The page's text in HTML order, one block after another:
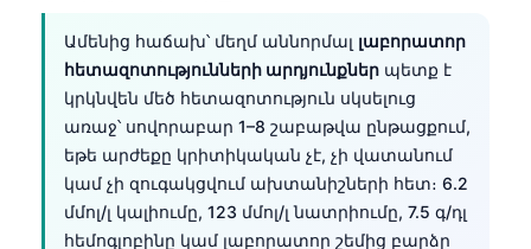
Ամենից հաճախ՝ մեղմ աննորմալ լաբորատոր
հետազոտությունների արդյունքներ պետք է
կրկնվեն մեծ հետազոտություն սկսելուց
առաջ՝ սովորաբար 1–8 շաբաթվա ընթացքում,
եթե արժեքը կրիտիկական չէ, չի վատանում
կամ չի զուգակցվում ախտանիշների հետ։ 6.2
մմոլ/լ կալիումը, 123 մմոլ/լ նատրիումը, 7.5 գ/դլ
հեմոգլոբինը կամ լաբորատոր շեմից բարձր